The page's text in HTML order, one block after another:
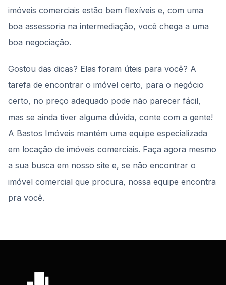
imóveis comerciais estão bem flexíveis e, com uma
boa assessoria na intermediação, você chega a uma
boa negociação.
Gostou das dicas? Elas foram úteis para você? A
tarefa de encontrar o imóvel certo, para o negócio
certo, no preço adequado pode não parecer fácil,
mas se ainda tiver alguma dúvida, conte com a gente!
A Bastos Imóveis mantém uma equipe especializada
em locação de imóveis comerciais. Faça agora mesmo
a sua busca em nosso site e, se não encontrar o
imóvel comercial que procura, nossa equipe encontra
pra você.